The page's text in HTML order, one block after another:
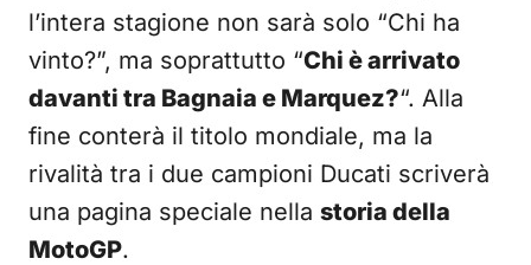
l’intera stagione non sarà solo “Chi ha
vinto?”, ma soprattutto “Chi è arrivato
davanti tra Bagnaia e Marquez?“. Alla
fine conterà il titolo mondiale, ma la
rivalità tra i due campioni Ducati scriverà
una pagina speciale nella storia della
MotoGP.